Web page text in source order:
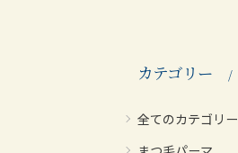
カテゴリー
全てのカテゴリー